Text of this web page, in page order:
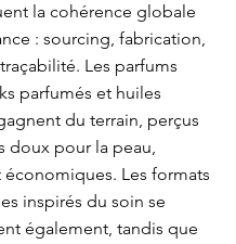
la cohérence globale
: sourcing, fabrication,
Les parfums
parfumés et huiles
du terrain, perçus
doux pour la peau,
économiques. Les formats
inspirés du soin se
également, tandis que